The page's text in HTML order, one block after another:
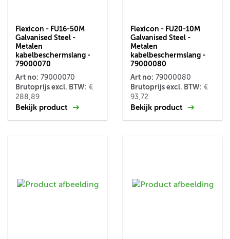
Flexicon - FU16-50M
Galvanised Steel -
Metalen
kabelbeschermslang -
79000070
Art no: 79000070
Brutoprijs excl. BTW: €
288,89
Bekijk product
Flexicon - FU20-10M
Galvanised Steel -
Metalen
kabelbeschermslang -
79000080
Art no: 79000080
Brutoprijs excl. BTW: €
93,72
Bekijk product